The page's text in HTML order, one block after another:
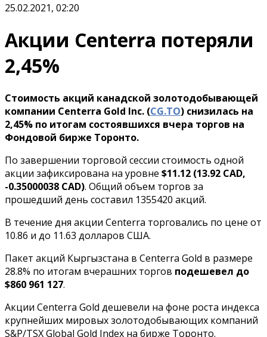
25.02.2021, 02:20
Акции Centerra потеряли
2,45%
Стоимость акций канадской золотодобывающей
компании Centerra Gold Inc. (CG.TO) снизилась на
2,45% по итогам состоявшихся вчера торгов на
Фондовой бирже Торонто.
По завершении торговой сессии стоимость одной
акции зафиксирована на уровне $11.12 (13.92 CAD,
-0.35000038 CAD). Общий объем торгов за
прошедший день составил 1355420 акций.
В течение дня акции Centerra торговались по цене от
10.86 и до 11.63 долларов США.
Пакет акций Кыргызстана в Centerra Gold в размере
28.8% по итогам вчерашних торгов подешевел до
$860 961 127.
Акции Centerra Gold дешевели на фоне роста индекса
крупнейших мировых золотодобывающих компаний
S&P/TSX Global Gold Index на бирже Торонто.